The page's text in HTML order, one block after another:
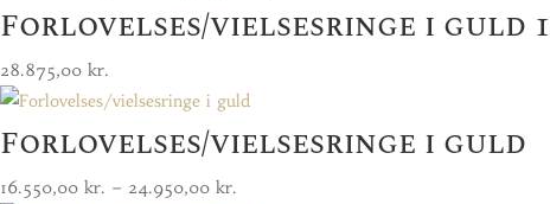
Forlovelses/vielsesringe i guld
28.875,00 kr.
Forlovelses/vielsesringe i guld
16.550,00 kr. – 24.950,00 kr.Prisinterval: